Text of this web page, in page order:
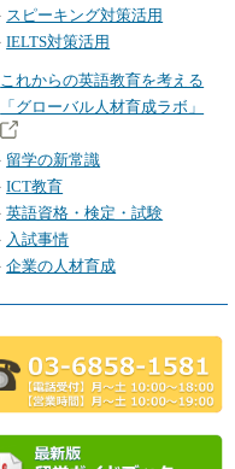
スピーキング対策活用
IELTS対策活用
これからの英語教育を考える
「グローバル人材育成ラボ」
留学の新常識
ICT教育
英語資格・検定・試験
入試事情
企業の人材育成